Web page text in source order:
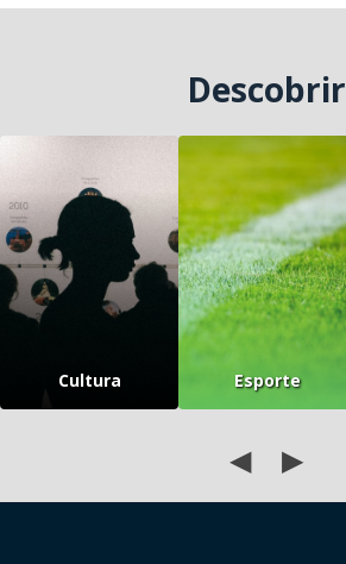
Descobrir
Cultura Esporte
◀ ▶